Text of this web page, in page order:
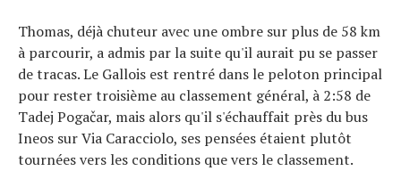
Thomas, déjà chuteur avec une ombre sur plus de 58 km
à parcourir, a admis par la suite qu'il aurait pu se passer
de tracas. Le Gallois est rentré dans le peloton principal
pour rester troisième au classement général, à 2:58 de
Tadej Pogačar, mais alors qu'il s'échauffait près du bus
Ineos sur Via Caracciolo, ses pensées étaient plutôt
tournées vers les conditions que vers le classement.